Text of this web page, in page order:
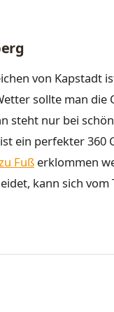
von Kapstadt
sollte man
steht nur bei
ein perfekter
Fuß erklommen
kann sich